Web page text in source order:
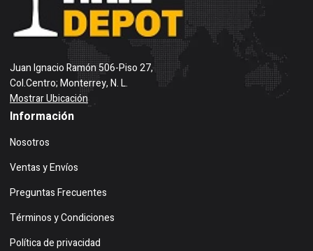
Juan Ignacio Ramón 506-Piso 27,
Col.Centro; Monterrey, N. L.
Mostrar Ubicación
Información
Nosotros
Ventas y Envíos
Preguntas Frecuentes
Términos y Condiciones
Política de privacidad